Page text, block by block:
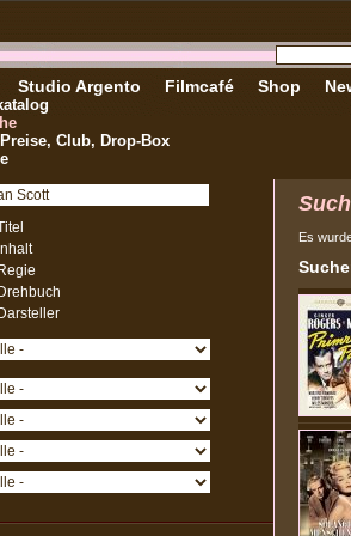
Club, Drop-Box
Studio Argento Filmcafé Shop
Inhalt
Regie
Drehbuch
Darsteller
Es